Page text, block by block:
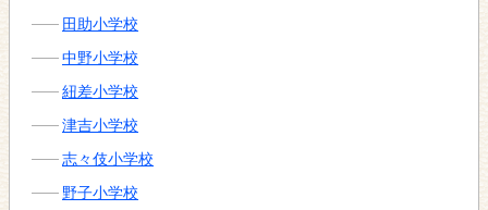
田助小学校
中野小学校
紐差小学校
津吉小学校
志々伎小学校
野子小学校